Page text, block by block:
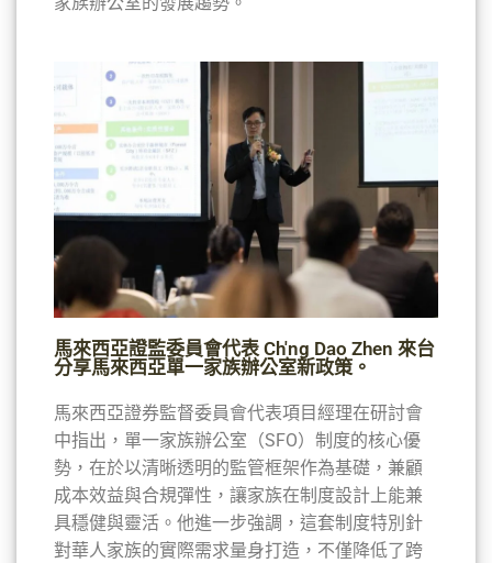
馬來西亞證監委員會代表 Ch'ng Dao Zhen 來台
分享馬來西亞單一家族辦公室新政策。
馬來西亞證券監督委員會代表項目經理在研討會
中指出，單一家族辦公室（SFO）制度的核心優
勢，在於以清晰透明的監管框架作為基礎，兼顧
成本效益與合規彈性，讓家族在制度設計上能兼
具穩健與靈活。他進一步強調，這套制度特別針
對華人家族的實際需求量身打造，不僅降低了跨